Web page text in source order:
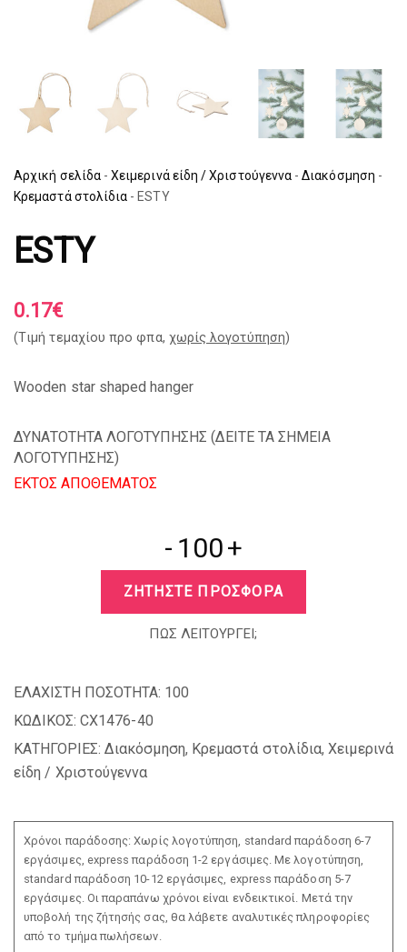
Αρχική σελίδα - Χειμερινά είδη / Χριστούγεννα - Διακόσμηση -
Κρεμαστά στολίδια - ESTY
ESTY
0.17€
(Tιμή τεμαχίου προ φπα, χωρίς λογοτύπηση)
Wooden star shaped hanger
ΔΥΝΑΤΟΤΗΤΑ ΛΟΓΟΤΥΠΗΣΗΣ (ΔΕΙΤΕ ΤΑ ΣΗΜΕΙΑ
ΛΟΓΟΤΥΠΗΣΗΣ)
EKTOΣ ΑΠΟΘΕΜΑΤΟΣ
- +
ΖΗΤΗΣΤΕ ΠΡΟΣΦΟΡΑ
ΠΩΣ ΛΕΙΤΟΥΡΓΕΙ;
ΕΛΑΧΙΣΤΗ ΠΟΣΟΤΗΤΑ: 100
ΚΩΔΙΚΟΣ: CX1476-40
ΚΑΤΗΓΟΡΙΕΣ: Διακόσμηση, Κρεμαστά στολίδια,Χειμερινά
είδη / Χριστούγεννα
Χρόνοι παράδοσης: Χωρίς λογοτύπηση, standard παράδοση 6-7
εργάσιμες, express παράδοση 1-2 εργάσιμες. Με λογοτύπηση,
standard παράδοση 10-12 εργάσιμες, express παράδοση 5-7
εργάσιμες. Οι παραπάνω χρόνοι είναι ενδεικτικοί. Μετά την
υποβολή της ζήτησής σας, θα λάβετε αναλυτικές πληροφορίες
από το τμήμα πωλήσεων.